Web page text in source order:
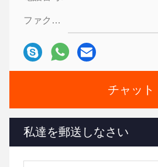
ファクシミリ:
チャット
私達を郵送しなさい